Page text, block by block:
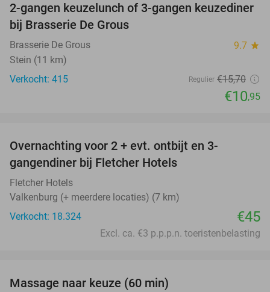
30%
2-gangen keuzelunch of 3-gangen keuzediner
bij Brasserie De Grous
Brasserie De Grous 9.7 star
Stein (11 km)
Verkocht: 415
Regulier €15,70
€10,95
Overnachting voor 2 + evt. ontbijt en 3-
gangendiner bij Fletcher Hotels
Fletcher Hotels
Valkenburg (+ meerdere locaties) (7 km)
Verkocht: 18.324
€45
Excl. ca. €3 p.p.p.n. toeristenbelasting
Massage naar keuze (60 min)